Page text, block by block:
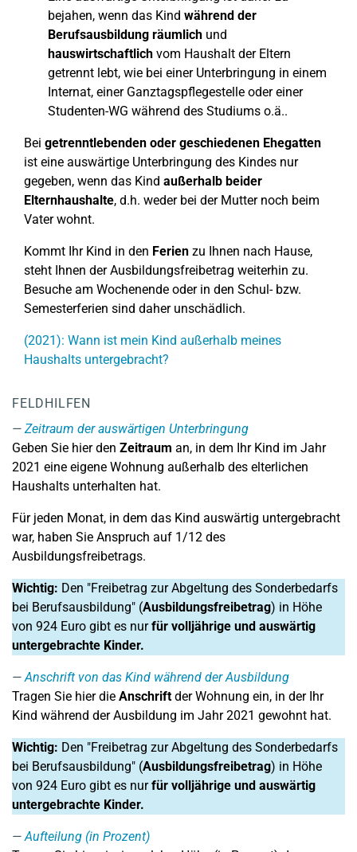
bejahen, wenn das Kind während der
Berufsausbildung räumlich und
hauswirtschaftlich vom Haushalt der Eltern
getrennt lebt, wie bei einer Unterbringung in einem
Internat, einer Ganztagspflegestelle oder einer
Studenten-WG während des Studiums o.ä..
Bei getrenntlebenden oder geschiedenen Ehegatten
ist eine auswärtige Unterbringung des Kindes nur
gegeben, wenn das Kind außerhalb beider
Elternhaushalte, d.h. weder bei der Mutter noch beim
Vater wohnt.
Kommt Ihr Kind in den Ferien zu Ihnen nach Hause,
steht Ihnen der Ausbildungsfreibetrag weiterhin zu.
Besuche am Wochenende oder in den Schul- bzw.
Semesterferien sind daher unschädlich.
(2021): Wann ist mein Kind außerhalb meines
Haushalts untergebracht?
FELDHILFEN
Zeitraum der auswärtigen Unterbringung
Geben Sie hier den Zeitraum an, in dem Ihr Kind im Jahr
2021 eine eigene Wohnung außerhalb des elterlichen
Haushalts unterhalten hat.
Für jeden Monat, in dem das Kind auswärtig untergebracht
war, haben Sie Anspruch auf 1/12 des
Ausbildungsfreibetrags.
Wichtig: Den "Freibetrag zur Abgeltung des Sonderbedarfs
bei Berufsausbildung" (Ausbildungsfreibetrag) in Höhe
von 924 Euro gibt es nurfür volljährige und auswärtig
untergebrachte Kinder.
Anschrift von das Kind während der Ausbildung
Tragen Sie hier die Anschriftder Wohnung ein, in der Ihr
Kind während der Ausbildung im Jahr 2021 gewohnt hat.
Wichtig: Den "Freibetrag zur Abgeltung des Sonderbedarfs
bei Berufsausbildung" (Ausbildungsfreibetrag) in Höhe
von 924 Euro gibt es nurfür volljährige und auswärtig
untergebrachte Kinder.
Aufteilung (in Prozent)